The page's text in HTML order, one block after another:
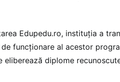
Edupedu.ro, instituția a
funcționare al acestor
eliberează diplome